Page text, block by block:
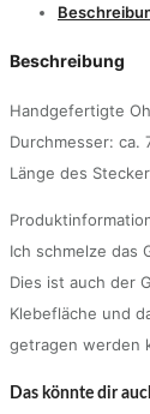
Beschreibung
Handgefertigte
Durchmesser: ca.
Länge des
Ich schmelze das
Dies ist auch der
Klebefläche und
getragen werden
Das könnte dir